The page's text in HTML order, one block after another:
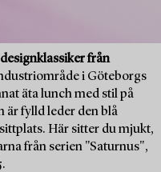
från
i Göteborgs
äta lunch med stil på
är fylld leder den blå
Här sitter du mjukt,
från serien "Saturnus",